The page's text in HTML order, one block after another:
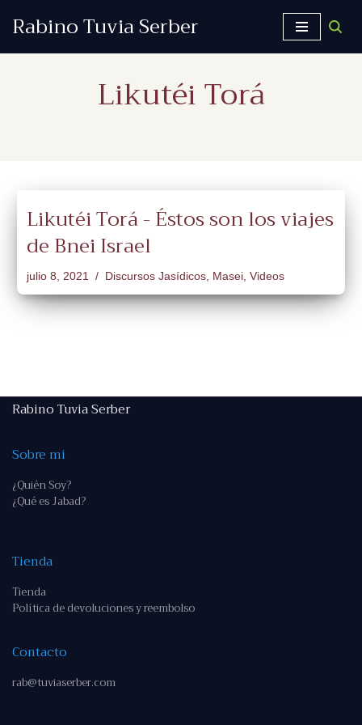
Rabino Tuvia Serber
Likutéi Torá
Likutéi Torá - Éstos son los viajes
de Bnei Israel
julio 8, 2021 Discursos Jasídicos, Masei, Videos
Rabino Tuvia Serber
Sobre mi
¿Quién Soy?
¿Qué es Jabad?
Tienda
Tienda
Política de devoluciones y reembolso
Contacto
rab@tuviaserber.com